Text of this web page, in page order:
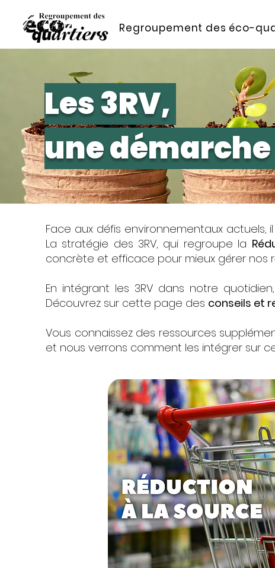
Regroupement des éco-
Les 3RV,
une
Face aux défis environnementaux
La stratégie des 3RV, qui regroupe la
concrète et efficace pour mieux gérer nos
En intégrant les 3RV dans notre
Découvrez sur cette page des conseils et
Vous connaissez des ressources
et nous verrons comment les intégrer sur